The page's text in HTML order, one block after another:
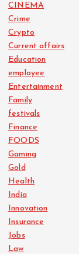
CINEMA
Crime
Crypto
Current affairs
Education
employee
Entertainment
Family
festivals
Finance
FOODS
Gaming
Gold
Health
India
Innovation
Insurance
Jobs
Law